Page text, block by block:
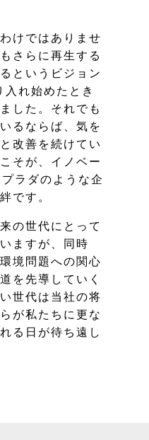
けではありませ
さらに再生する
というビジョン
れ始めたとき
した。それでも
るならば、気を
改善を続けてい
そが、イノベー
ラダのような企
です。
の世代にとって
ますが、同時
境問題への関心
を先導していく
世代は当社の将
が私たちに更な
る日が待ち遠し